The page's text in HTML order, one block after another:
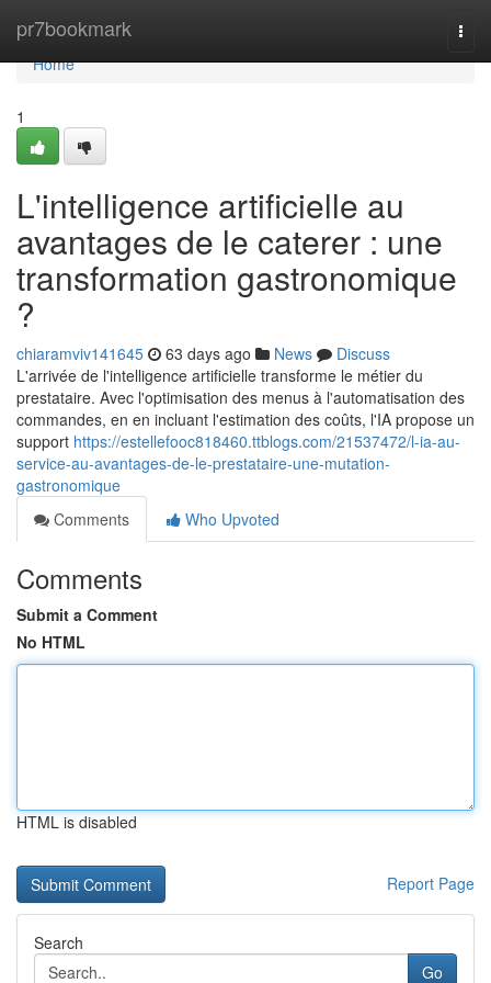
pr7bookmark
Home
Home
1
L'intelligence artificielle au
avantages de le caterer : une
transformation gastronomique
?
chiaramviv141645 63 days ago News
Discuss
L'arrivée de l'intelligence artificielle transforme le métier du
prestataire. Avec l'optimisation des menus à l'automatisation des
commandes, en en incluant l'estimation des coûts, l'IA propose un
support https://estellefooc818460.ttblogs.com/21537472/l-ia-au-
service-au-avantages-de-le-prestataire-une-mutation-
gastronomique
Comments
Who Upvoted
Comments
Submit a Comment
No HTML
HTML is disabled
Report Page
Search
Go